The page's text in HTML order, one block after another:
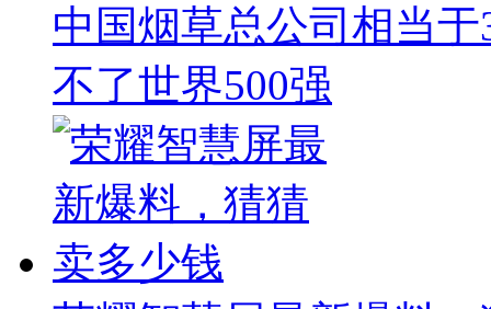
中国烟草总公司相当
不了世界500强